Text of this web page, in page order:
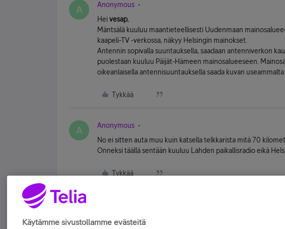
A Anonymous
Heivesap,
Mäntsälä kuuluu maantieteellisesti Uudenmaan
kaapeli-TV -verkossa, näkyy Helsingin mainokset.
Antennin sopivalla suuntauksella, saadaan antenniverkon
puolestaan kuuluu Päijät-Hämeen mainosalueeseen.
oikeanlaisella antennisuuntauksella saada kuvan
Tykkää
A Anonymous
No ei sitten auta muu kuin katsella telkkarista mitä 70
Onneksi täällä sentään kuuluu Lahden paikallisradio eikä
Tykkää
Käytämme sivustollamme evästeitä